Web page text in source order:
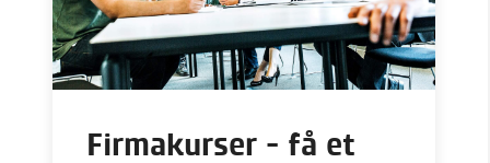
Firmakurser - få et